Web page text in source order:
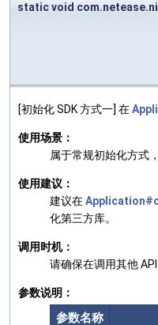
static void
[初始化 SDK 方式一] 在
使用场景：
属于常规初始化方式
使用建议：
建议在
化第三方库。
调用时机：
请确保在调用其他
参数说明：
参数名称